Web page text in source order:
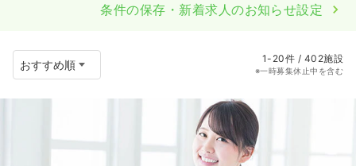
条件の保存・新着求人のお知らせ設定
1-20件 / 402施設
※一時募集休止中を含む